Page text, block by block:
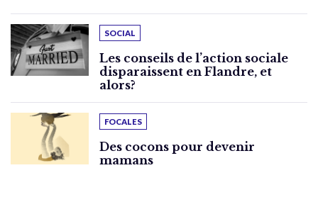
SOCIAL
Les conseils de l’action sociale
disparaissent en Flandre, et
alors?
FOCALES
Des cocons pour devenir
mamans